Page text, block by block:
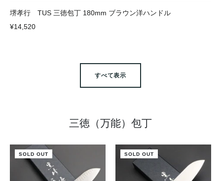
堺孝行 TUS 三徳包丁 180mm ブラウン洋ハンドル
¥14,520
すべて表示
三徳（万能）包丁
SOLD OUT SOLD OUT